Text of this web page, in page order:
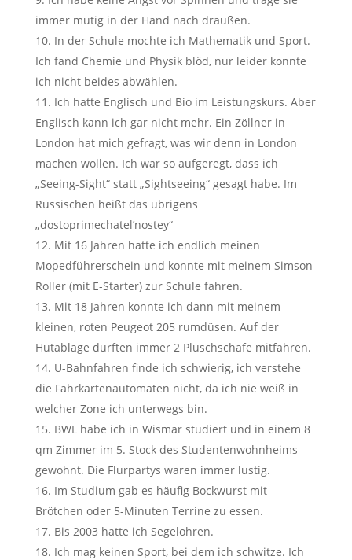
immer mutig in der Hand nach draußen.
In der Schule mochte ich Mathematik und Sport.
Ich fand Chemie und Physik blöd, nur leider konnte
ich nicht beides abwählen.
Ich hatte Englisch und Bio im Leistungskurs. Aber
Englisch kann ich gar nicht mehr. Ein Zöllner in
London hat mich gefragt, was wir denn in London
machen wollen. Ich war so aufgeregt, dass ich
„Seeing-Sight“ statt „Sightseeing“ gesagt habe. Im
Russischen heißt das übrigens
„dostoprimechatel’nostey“
Mit 16 Jahren hatte ich endlich meinen
Mopedführerschein und konnte mit meinem Simson
Roller (mit E-Starter) zur Schule fahren.
Mit 18 Jahren konnte ich dann mit meinem
kleinen, roten Peugeot 205 rumdüsen. Auf der
Hutablage durften immer 2 Plüschschafe mitfahren.
U-Bahnfahren finde ich schwierig, ich verstehe
die Fahrkartenautomaten nicht, da ich nie weiß in
welcher Zone ich unterwegs bin.
BWL habe ich in Wismar studiert und in einem 8
qm Zimmer im 5. Stock des Studentenwohnheims
gewohnt. Die Flurpartys waren immer lustig.
Im Studium gab es häufig Bockwurst mit
Brötchen oder 5-Minuten Terrine zu essen.
Bis 2003 hatte ich Segelohren.
Ich mag keinen Sport, bei dem ich schwitze. Ich